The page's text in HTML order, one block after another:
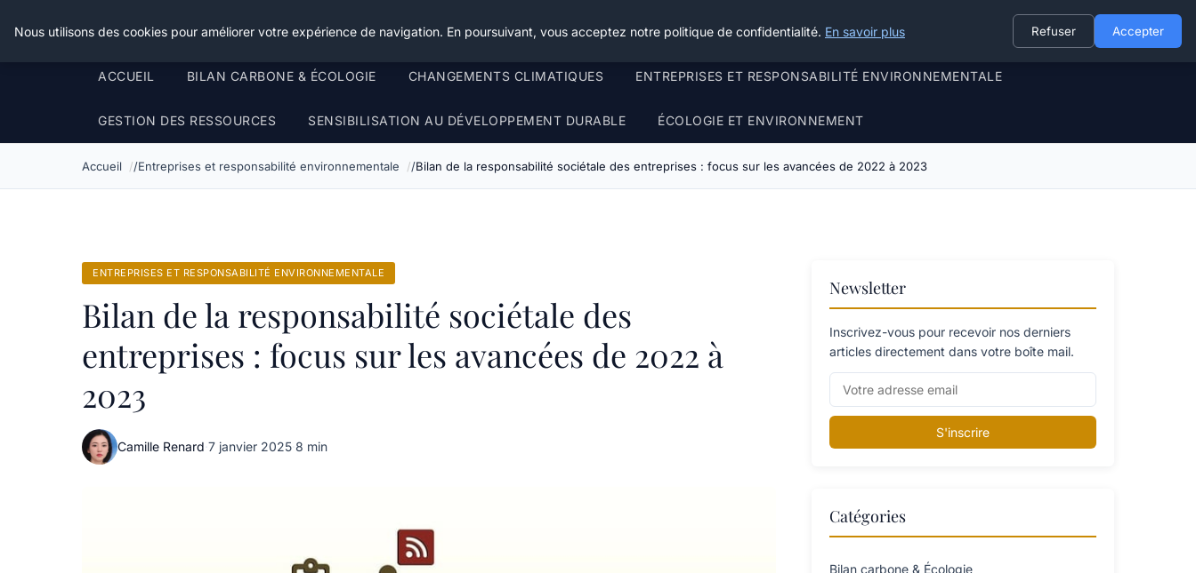
Happy Calyx Farmer
ACCUEIL BILAN CARBONE & ÉCOLOGIE CHANGEMENTS CLIMATIQUES ENTREPRISES ET RESPONSABILITÉ ENVIRONNEMENTALE
GESTION DES RESSOURCES SENSIBILISATION AU DÉVELOPPEMENT DURABLE ÉCOLOGIE ET ENVIRONNEMENT
Accueil Entreprises et responsabilité environnementale Bilan de la responsabilité sociétale des entreprises : focus sur les avancées de 2022 à 2023
ENTREPRISES ET RESPONSABILITÉ ENVIRONNEMENTALE
Bilan de la responsabilité sociétale des
entreprises : focus sur les avancées de 2022 à
2023
Camille Renard·7 janvier 2025·8 min
Newsletter
Inscrivez-vous pour recevoir nos derniers
articles directement dans votre boîte mail.
S'inscrire
Catégories
Bilan carbone & Écologie
Nous utilisons des cookies pour améliorer votre expérience de navigation. En poursuivant, vous acceptez notre politique de confidentialité. En savoir plus Refuser Accepter